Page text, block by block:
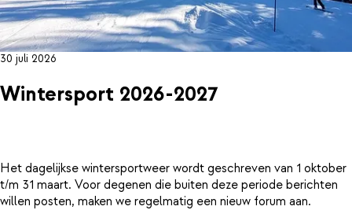
30 juli 2026
Wintersport 2026-2027
Het dagelijkse wintersportweer wordt geschreven van 1 oktober
t/m 31 maart. Voor degenen die buiten deze periode berichten
willen posten, maken we regelmatig een nieuw forum aan.